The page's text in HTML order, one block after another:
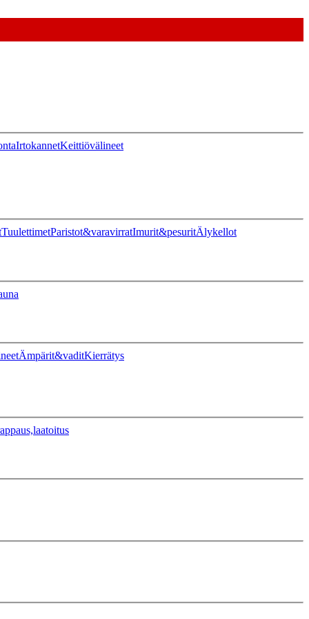
IrtokannetKeittiövälineet
TuulettimetParistot&varavirratImurit&pesuritÄlykellot
Ämpärit&vaditKierrätys